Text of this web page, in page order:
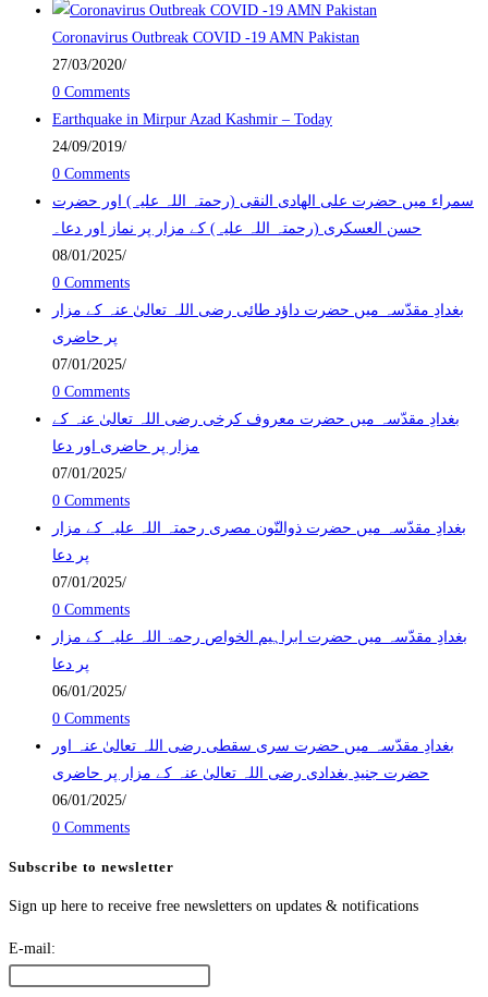
Coronavirus Outbreak COVID -19 AMN Pakistan
27/03/2020/
0 Comments
Earthquake in Mirpur Azad Kashmir – Today
24/09/2019/
0 Comments
سمراء میں حضرت علی الھادی النقی (رحمتہ اللہ علیہ) اور حضرت
حسن العسکری (رحمتہ اللہ علیہ) کے مزار پر نماز اور دعا۔
08/01/2025/
0 Comments
بغدادِ مقدّسہ میں حضرت داؤد طائی رضی اللہ تعالیٰ عنہ کے مزار
پر حاضری
07/01/2025/
0 Comments
بغدادِ مقدّسہ میں حضرت معروف کرخی رضی اللہ تعالیٰ عنہ کے
مزار پر حاضری اور دعا
07/01/2025/
0 Comments
بغدادِ مقدّسہ میں حضرت ذوالنّون مصری رحمتہ اللہ علیہ کے مزار
پر دعا
07/01/2025/
0 Comments
بغدادِ مقدّسہ میں حضرت ابراہیم الخواص رحمۃ اللہ علیہ کے مزار
پر دعا
06/01/2025/
0 Comments
بغدادِ مقدّسہ میں حضرت سری سقطی رضی اللہ تعالیٰ عنہ اور
حضرت جنیدِ بغدادی رضی اللہ تعالیٰ عنہ کے مزار پر حاضری
06/01/2025/
0 Comments
Subscribe to newsletter
Sign up here to receive free newsletters on updates & notifications
E-mail: